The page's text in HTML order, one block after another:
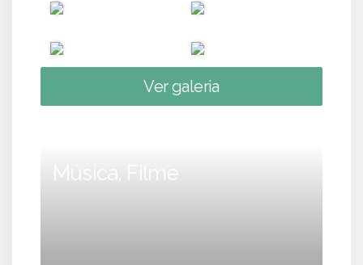
Ver galeria
Música, Filme